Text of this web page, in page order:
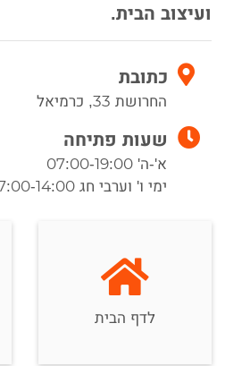
ועיצוב הבית.
כתובת
החרושת 33, כרמיאל
שעות פתיחה
א'-ה' 07:00-19:00
ימי ו' וערבי חג 07:00-14:00
לדף הבית